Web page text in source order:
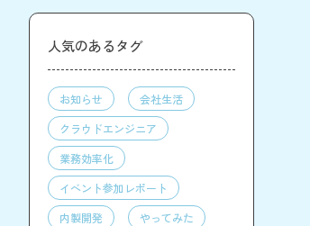
人気のあるタグ
お知らせ
会社生活
クラウドエンジニア
業務効率化
イベント参加レポート
内製開発
やってみた